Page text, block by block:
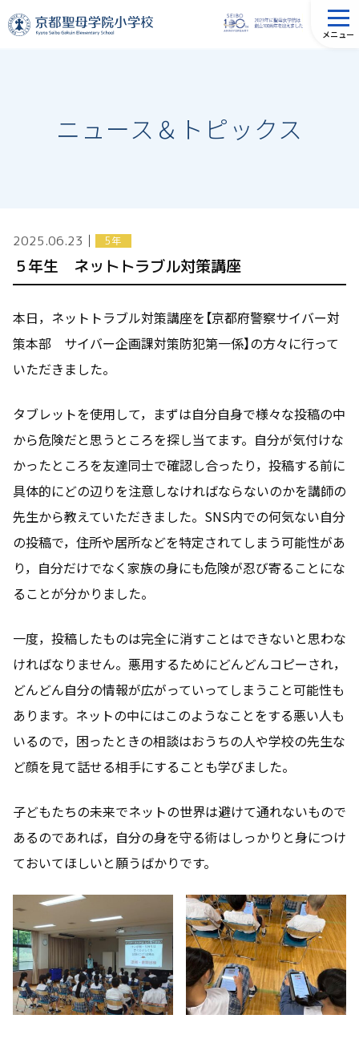
メニュー
ニュース＆トピックス
2025.06.23 │ 5年
５年生 ネットトラブル対策講座
本日，ネットトラブル対策講座を【京都府警察サイバー対
策本部 サイバー企画課対策防犯第一係】の方々に行って
いただきました。
タブレットを使用して，まずは自分自身で様々な投稿の中
から危険だと思うところを探し当てます。自分が気付けな
かったところを友達同士で確認し合ったり，投稿する前に
具体的にどの辺りを注意しなければならないのかを講師の
先生から教えていただきました。SNS内での何気ない自分
の投稿で，住所や居所などを特定されてしまう可能性があ
り，自分だけでなく家族の身にも危険が忍び寄ることにな
ることが分かりました。
一度，投稿したものは完全に消すことはできないと思わな
ければなりません。悪用するためにどんどんコピーされ，
どんどん自分の情報が広がっていってしまうこと可能性も
あります。ネットの中にはこのようなことをする悪い人も
いるので，困ったときの相談はおうちの人や学校の先生な
ど顔を見て話せる相手にすることも学びました。
子どもたちの未来でネットの世界は避けて通れないもので
あるのであれば，自分の身を守る術はしっかりと身につけ
ておいてほしいと願うばかりです。